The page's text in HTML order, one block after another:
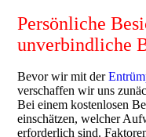
Persönliche
unverbindliche
Bevor wir mit der
verschaffen wir uns
Bei einem kostenlosen
einschätzen, welcher
erforderlich sind.